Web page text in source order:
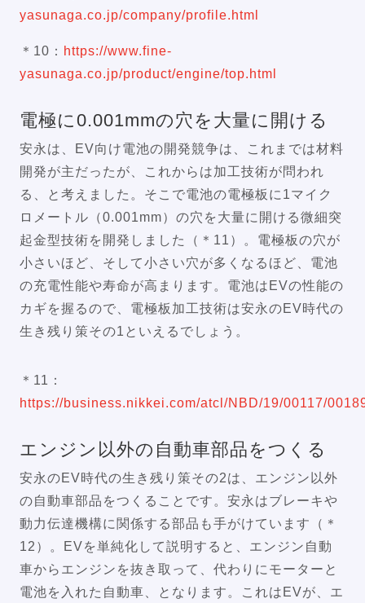
yasunaga.co.jp/company/profile.html
＊10： https://www.fine-
yasunaga.co.jp/product/engine/top.html
電極に0.001mmの穴を大量に開ける
安永は、EV向け電池の開発競争は、これまでは材料
開発が主だったが、これからは加工技術が問われ
る、と考えました。そこで電池の電極板に1マイク
ロメートル（0.001mm）の穴を大量に開ける微細突
起金型技術を開発しました（＊11）。電極板の穴が
小さいほど、そして小さい穴が多くなるほど、電池
の充電性能や寿命が高まります。電池はEVの性能の
カギを握るので、電極板加工技術は安永のEV時代の
生き残り策その1といえるでしょう。
＊11：
https://business.nikkei.com/atcl/NBD/19/00117/
エンジン以外の自動車部品をつくる
安永のEV時代の生き残り策その2は、エンジン以外
の自動車部品をつくることです。安永はブレーキや
動力伝達機構に関係する部品も手がけています（＊
12）。EVを単純化して説明すると、エンジン自動
車からエンジンを抜き取って、代わりにモーターと
電池を入れた自動車、となります。これはEVが、エ